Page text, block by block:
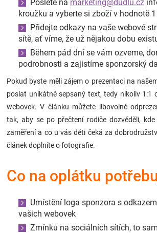
Novinky
Značky
Blog
Hračkářství
Pošlete na marketing@dudlu.cz
kroužku a vyberte si zboží v hodnotě
Přidejte odkazy na vaše webové
sítě, ať víme, že už nějakou dobu
Během pád dní se vám ozveme,
podrobnosti a zajistíme sponzorský
Pokud byste měli zájem o prezentaci na
poslat unikátně sepsaný text, tedy nikoliv 1:1
webovek. V článku můžete libovolně
tak, aby se po přečtení rodiče dozvěděli,
zaměření a co u vás děti čeká za
článek doplníte o fotografie.
Co na oplátku
Umístění loga sponzora s
vašich webovek
Zmínku na sociálních sítích, to